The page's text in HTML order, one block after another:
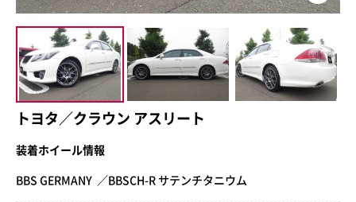
トヨタ／クラウン アスリート
装着ホイール情報
BBS GERMANY ／BBSCH-R サテンチタニウム